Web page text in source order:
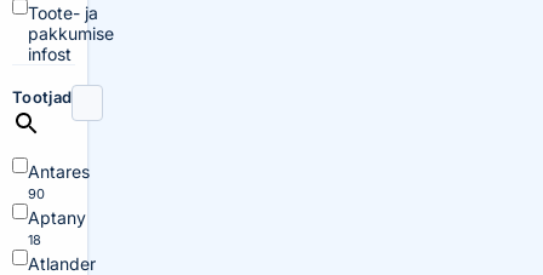
Toote- ja
pakkumise
infost
Tootjad
Antares
90
Aptany
18
Atlander